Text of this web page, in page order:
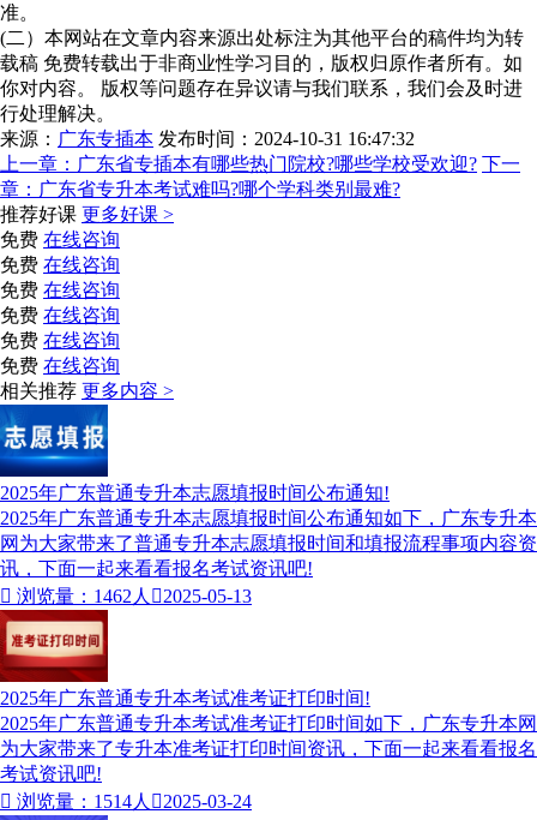
准。
(二）本网站在文章内容来源出处标注为其他平台的稿件均为转
载稿 免费转载出于非商业性学习目的，版权归原作者所有。如
你对内容。 版权等问题存在异议请与我们联系，我们会及时进
行处理解决。
来源： 广东专插本 发布时间：2024-10-31 16:47:32
上一章： 广东省专插本有哪些热门院校?哪些学校受欢迎? 下一
章： 广东省专升本考试难吗?哪个学科类别最难?
推荐好课 更多好课 >
免费 在线咨询
免费 在线咨询
免费 在线咨询
免费 在线咨询
免费 在线咨询
免费 在线咨询
相关推荐 更多内容 >
2025年广东普通专升本志愿填报时间公布通知!
2025年广东普通专升本志愿填报时间公布通知​如下，广东专升本
网为大家带来了普通专升本志愿填报时间和填报流程事项内容资
讯，下面一起来看看报名考试资讯吧!
 浏览量：1462人 2025-05-13
2025年广东普通专升本考试准考证打印时间!
2025年广东普通专升本考试准考证打印时间如下，广东专升本网
为大家带来了专升本准考证打印时间资讯，下面一起来看看报名
考试资讯吧!
 浏览量：1514人 2025-03-24